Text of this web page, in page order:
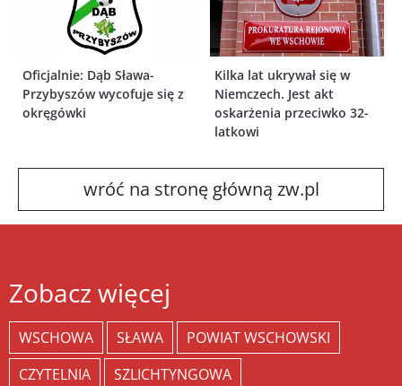
Oficjalnie: Dąb Sława-
Przybyszów wycofuje się z
okręgówki
Kilka lat ukrywał się w
Niemczech. Jest akt
oskarżenia przeciwko 32-
latkowi
wróć na stronę główną zw.pl
Zobacz więcej
WSCHOWA SŁAWA
POWIAT WSCHOWSKI
CZYTELNIA
SZLICHTYNGOWA